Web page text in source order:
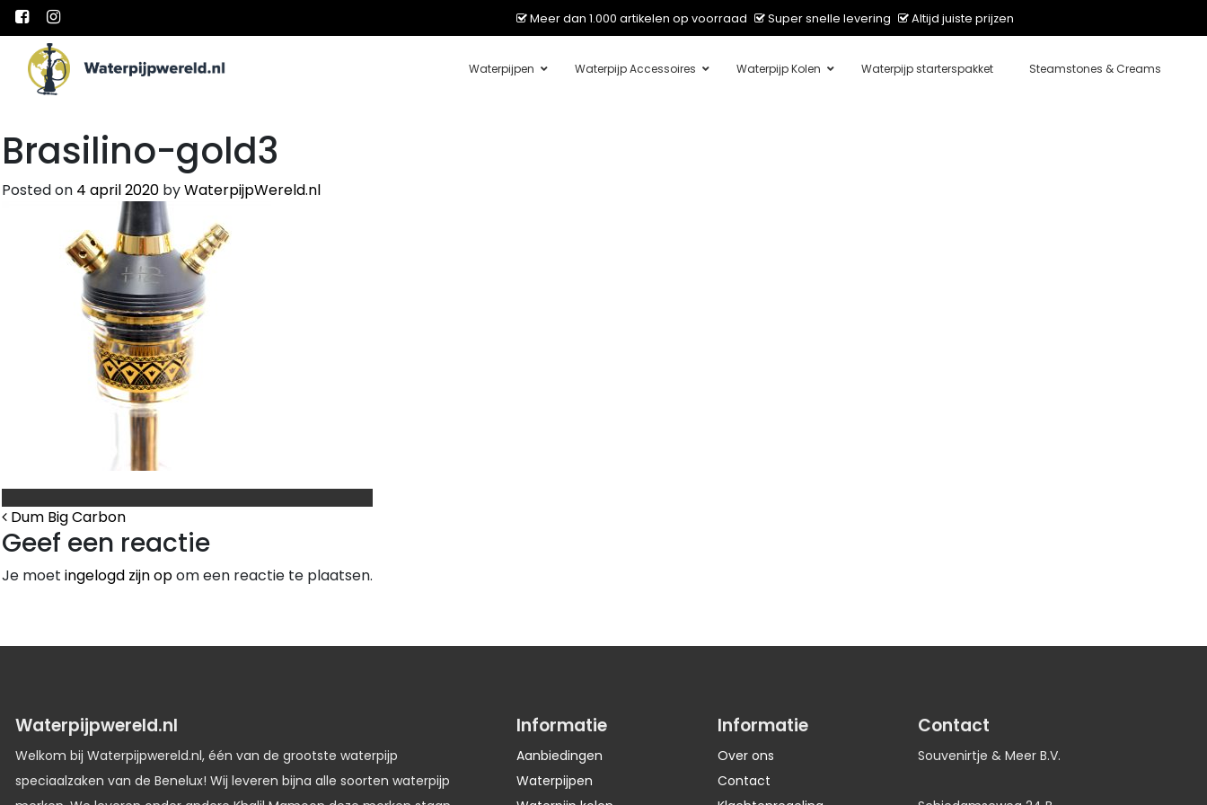
Meer dan 1.000 artikelen op voorraad Super snelle levering Altijd juiste prijzen
Main Navigation Waterpijpen Waterpijp Accessoires Waterpijp Kolen Waterpijp starterspakket Steamstones & Creams
Brasilino-gold3
Posted on 4 april 2020 byWaterpijpWereld.nl
Bericht Navigatie
Dum Big Carbon
Geef een reactie
Je moet ingelogd zijn opom een reactie te plaatsen.
Waterpijpwereld.nl
Welkom bij Waterpijpwereld.nl, één van de grootste waterpijp
speciaalzaken van de Benelux! Wij leveren bijna alle soorten waterpijp
Informatie
Aanbiedingen
Waterpijpen
Informatie
Over ons
Contact
Contact
Souvenirtje & Meer B.V.